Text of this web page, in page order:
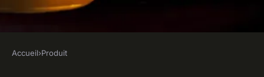
Accueil›Produit